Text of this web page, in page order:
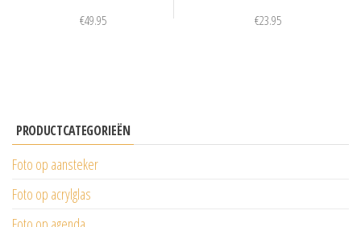
€49.95 €23.95
PRODUCTCATEGORIEËN
Foto op aansteker
Foto op acrylglas